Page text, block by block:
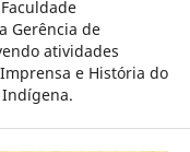
Gerência de
atividades
e História do
Indígena.